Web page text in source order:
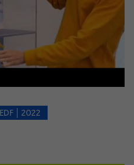
| 2022